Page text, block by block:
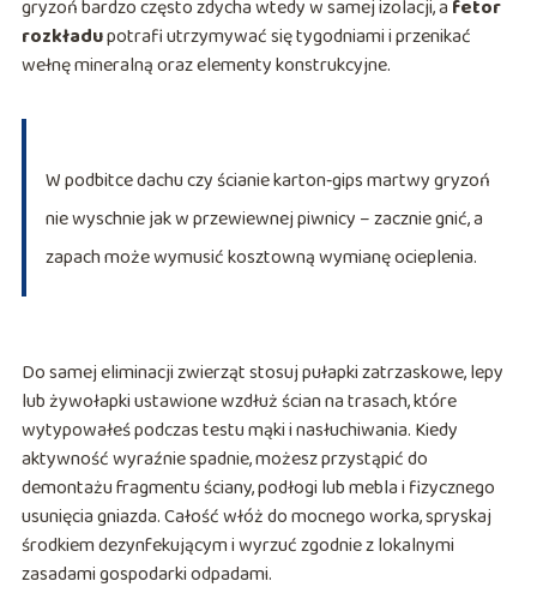
gryzoń bardzo często zdycha wtedy w samej izolacji, a fetor
rozkładupotrafi utrzymywać się tygodniami i przenikać
wełnę mineralną oraz elementy konstrukcyjne.
W podbitce dachu czy ścianie karton‑gips martwy gryzoń
nie wyschnie jak w przewiewnej piwnicy – zacznie gnić, a
zapach może wymusić kosztowną wymianę ocieplenia.
Do samej eliminacji zwierząt stosuj pułapki zatrzaskowe, lepy
lub żywołapki ustawione wzdłuż ścian na trasach, które
wytypowałeś podczas testu mąki i nasłuchiwania. Kiedy
aktywność wyraźnie spadnie, możesz przystąpić do
demontażu fragmentu ściany, podłogi lub mebla i fizycznego
usunięcia gniazda. Całość włóż do mocnego worka, spryskaj
środkiem dezynfekującym i wyrzuć zgodnie z lokalnymi
zasadami gospodarki odpadami.